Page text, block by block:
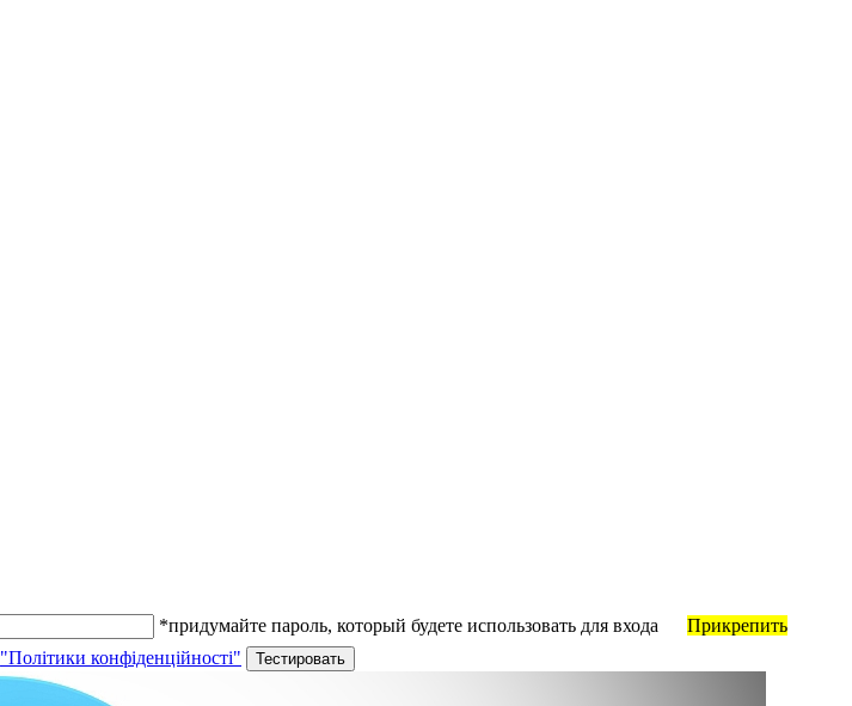
*придумайте пароль, который будете использовать для входа
Прикрепить
"Політики конфіденційності"